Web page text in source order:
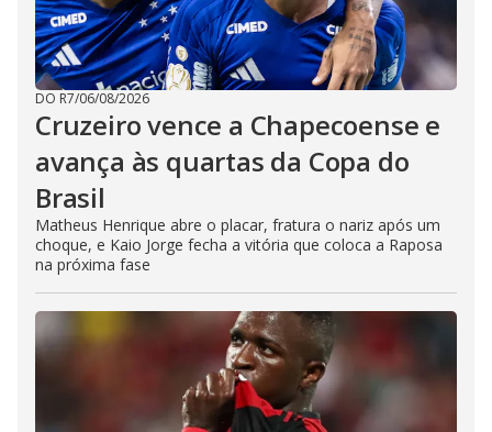
DO R7/06/08/2026
Cruzeiro vence a Chapecoense e
avança às quartas da Copa do
Brasil
Matheus Henrique abre o placar, fratura o nariz após um
choque, e Kaio Jorge fecha a vitória que coloca a Raposa
na próxima fase